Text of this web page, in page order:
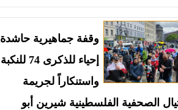
وقفة جماهيرية حاشدة
إحياء للذكرى 74 للنكبة
واستنكاراً لجريمة
الصحفية الفلسطينية شيرين أبو